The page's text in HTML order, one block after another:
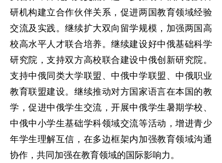
研机构建立合作伙伴关系，促进两国教育领域经验
交流及实践。继续扩大双向留学规模，加强两国高
校高水平人才联合培养。继续建设好中俄基础科学
研究院，支持双方高校联合建设中俄创新研究院。
支持中俄同类大学联盟、中俄中学联盟、中俄职业
教育联盟建设。继续推动对方国家语言在本国的教
学，促进中俄学生交流，开展中俄学生暑期学校、
中俄中小学生基础学科领域交流等活动，增进青少
年学生理解互信，在多边框架内加强教育领域沟通
协作，共同加强在教育领域的国际影响力。